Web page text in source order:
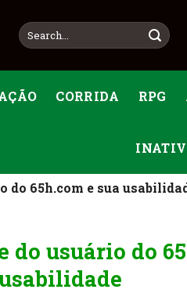
CORRIDA RPG
do 65h.com e sua
do usuário do